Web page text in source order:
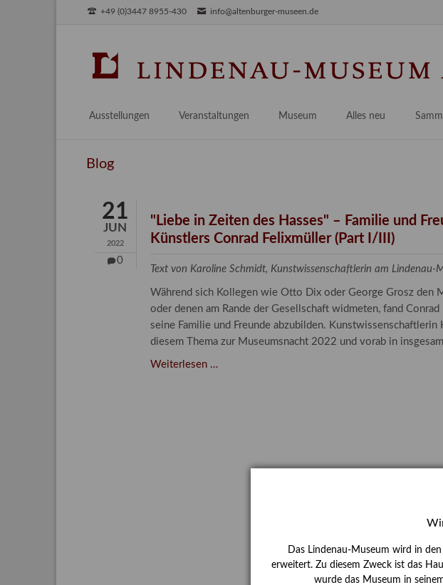
+49 (0)3447 8955-430 info@altenburger-museen.de
Ausstellungen
Aktuell
Veranstaltungen Museum
Digitales
Team
Publikationen
Aktuelle Publikationen
Alles neu
Kulturelle Vermittlung
Blog
21
JUN
2022
0
"Liebe in Zeiten des Hasses" – Familie und
Künstlers Conrad Felixmüller (Part I/III)
Text von Karoline Schmidt, Kunstwissenschaftlerin am Lindenau-
Während sich Kollegen wie Otto Dix oder George Grosz den
oder denen am Rande der Gesellschaft widmeten, fand
seine Familie und Freunde abzubilden.
diesem Thema zur Museumsnacht 2022 und vorab in
Weiterlesen …"Liebe
Das Lindenau-Museum wird in
erweitert. Zu diesem Zweck ist das
wurde das Museum in